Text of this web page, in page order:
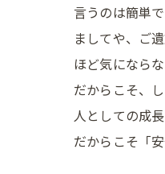
言うのは簡単
ましてや、ご
ほど気になら
だからこそ、
人としての成
だからこそ「